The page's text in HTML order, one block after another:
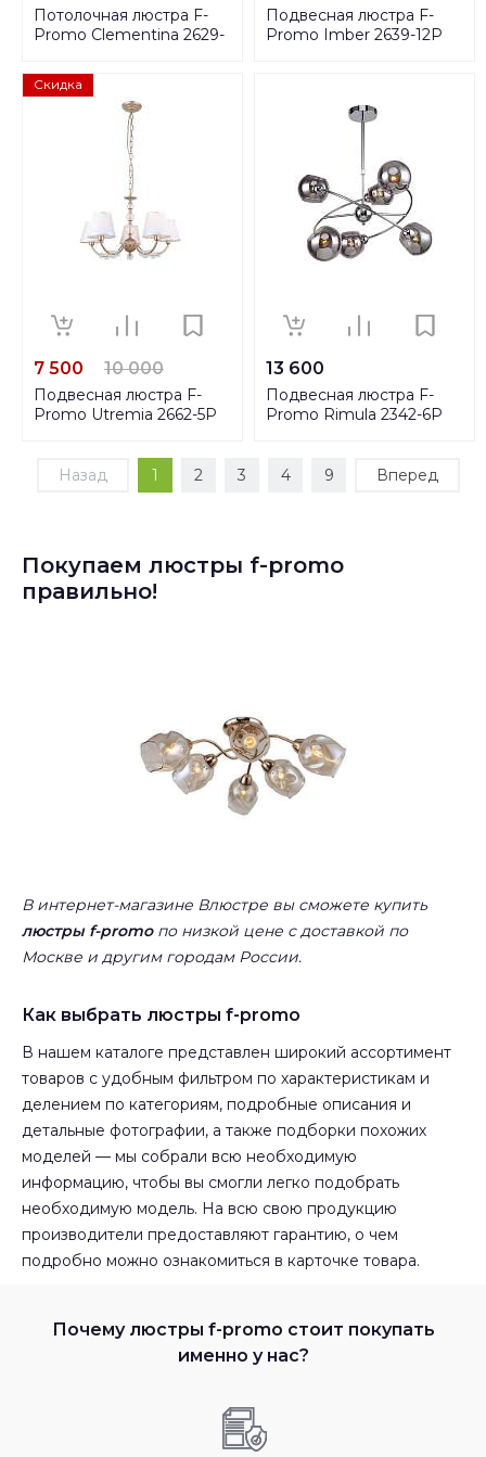
Потолочная люстра F-
Promo Clementina 2629-
Подвесная люстра F-
Promo Imber 2639-12P
Скидка
7 500 10 000
Подвесная люстра F-
Promo Utremia 2662-5P
13 600
Подвесная люстра F-
Promo Rimula 2342-6P
Назад 1 2 3 4 9 Вперед
Покупаем люстры f-promo
правильно!
В интернет-магазине Влюстре вы сможете купить
люстры f-promoпо низкой цене с доставкой по
Москве и другим городам России.
Как выбрать люстры f-promo
В нашем каталоге представлен широкий ассортимент
товаров с удобным фильтром по характеристикам и
делением по категориям, подробные описания и
детальные фотографии, а также подборки похожих
моделей — мы собрали всю необходимую
информацию, чтобы вы смогли легко подобрать
необходимую модель. На всю свою продукцию
производители предоставляют гарантию, о чем
подробно можно ознакомиться в карточке товара.
Почему люстры f-promo стоит покупать
именно у нас?